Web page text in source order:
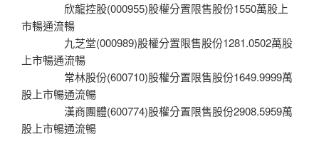
欣龍控股(000955)股權分置限售股份1550萬股上
市暢通流暢
九芝堂(000989)股權分置限售股份1281.0502萬股
上市暢通流暢
常林股份(600710)股權分置限售股份1649.9999萬
股上市暢通流暢
漢商團體(600774)股權分置限售股份2908.5959萬
股上市暢通流暢